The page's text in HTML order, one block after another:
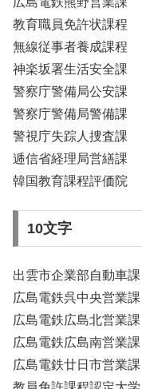
教育職員免許状課程
無線従事者養成課程
神楽坂署生活安全課
警察庁警備局公安課
警察庁警備局警備課
警視庁失踪人捜査課
逓信省経理局営繕課
韓国教育課程評価院
10文字
出雲市企業部自動車課
広島電鉄呉中央営業課
広島電鉄広島北営業課
広島電鉄広島南営業課
広島電鉄廿日市営業課